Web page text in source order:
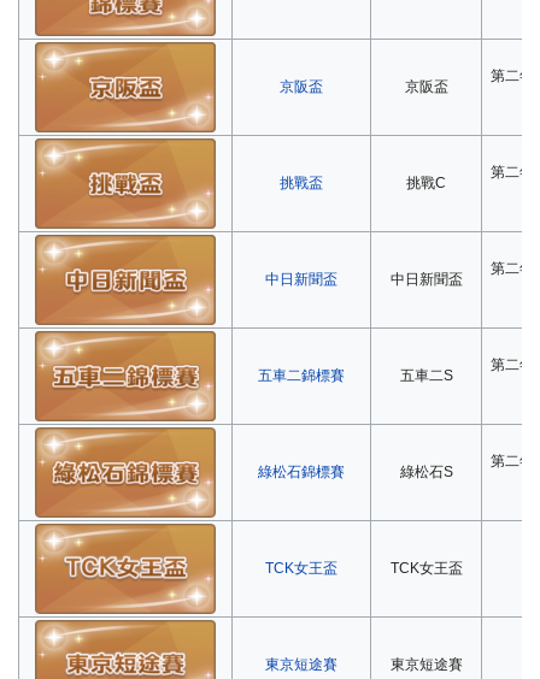
京阪盃 京阪盃
第二年
挑戰盃 挑戰C
第二年
中日新聞盃 中日新聞盃
第二年
五車二錦標賽 五車二S
第二年
綠松石錦標賽 綠松石S
第二年
TCK女王盃 TCK女王盃
東京短途賽 東京短途賽